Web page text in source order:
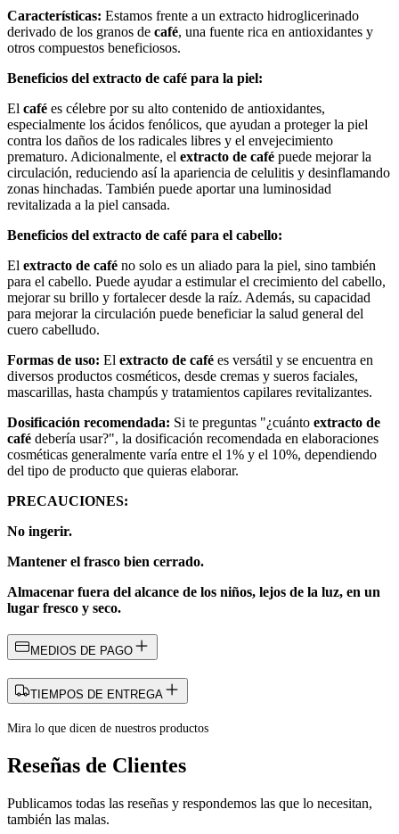
Características: Estamos frente a un extracto hidroglicerinado
derivado de los granos de café, una fuente rica en antioxidantes y
otros compuestos beneficiosos.
Beneficios del extracto de café para la piel:
El café es célebre por su alto contenido de antioxidantes,
especialmente los ácidos fenólicos, que ayudan a proteger la piel
contra los daños de los radicales libres y el envejecimiento
prematuro. Adicionalmente, el extracto de café puede mejorar la
circulación, reduciendo así la apariencia de celulitis y desinflamando
zonas hinchadas. También puede aportar una luminosidad
revitalizada a la piel cansada.
Beneficios del extracto de café para el cabello:
El extracto de café no solo es un aliado para la piel, sino también
para el cabello. Puede ayudar a estimular el crecimiento del cabello,
mejorar su brillo y fortalecer desde la raíz. Además, su capacidad
para mejorar la circulación puede beneficiar la salud general del
cuero cabelludo.
Formas de uso: El extracto de café es versátil y se encuentra en
diversos productos cosméticos, desde cremas y sueros faciales,
mascarillas, hasta champús y tratamientos capilares revitalizantes.
Dosificación recomendada: Si te preguntas "¿cuánto extracto de
café debería usar?", la dosificación recomendada en elaboraciones
cosméticas generalmente varía entre el 1% y el 10%, dependiendo
del tipo de producto que quieras elaborar.
PRECAUCIONES:
No ingerir.
Mantener el frasco bien cerrado.
Almacenar fuera del alcance de los niños, lejos de la luz, en un
lugar fresco y seco.
MEDIOS DE PAGO
TIEMPOS DE ENTREGA
Mira lo que dicen de nuestros productos
Reseñas de Clientes
Publicamos todas las reseñas y respondemos las que lo necesitan,
también las malas.